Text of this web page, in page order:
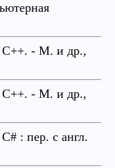
С++. - М. и др.,
С++. - М. и др.,
: пер. с англ.